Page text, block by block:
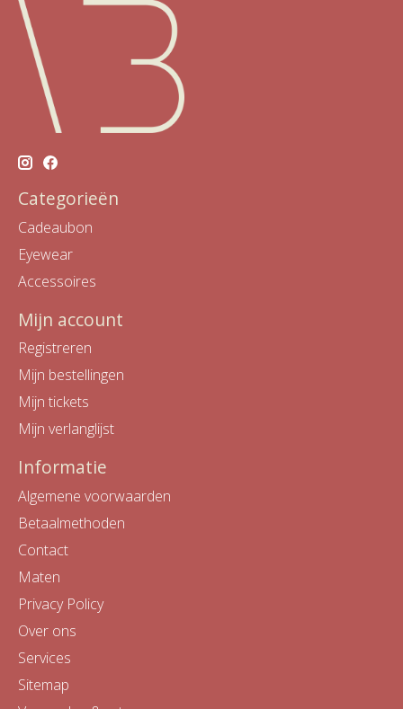
Categorieën
Cadeaubon
Eyewear
Accessoires
Mijn account
Registreren
Mijn bestellingen
Mijn tickets
Mijn verlanglijst
Informatie
Algemene voorwaarden
Betaalmethoden
Contact
Maten
Privacy Policy
Over ons
Services
Sitemap